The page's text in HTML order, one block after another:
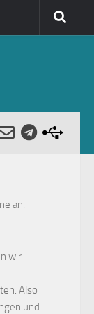
an.
wir
Also
und